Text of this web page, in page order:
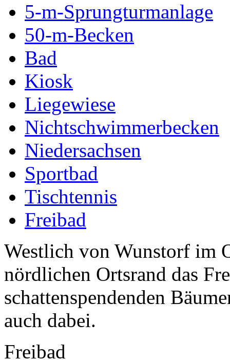
5-m-Sprungturmanlage
50-m-Becken
Bad
Kiosk
Liegewiese
Nichtschwimmerbecken
Niedersachsen
Sportbad
Tischtennis
Freibad
Westlich von Wunstorf im
nördlichen Ortsrand das
schattenspendenden
auch dabei.
Freibad